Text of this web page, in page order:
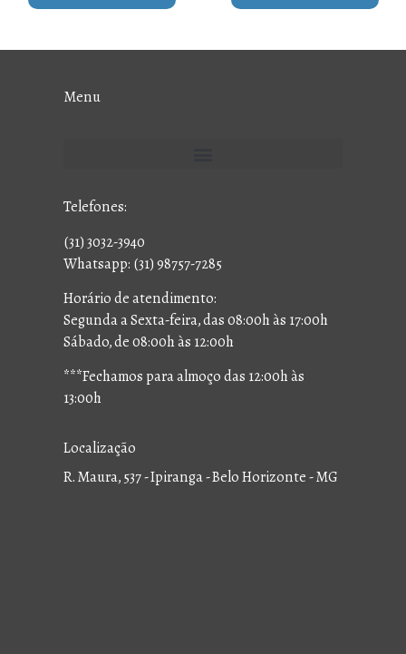
Menu
Telefones:
(31) 3032-3940
Whatsapp: (31) 98757-7285
Horário de atendimento:
Segunda a Sexta-feira, das 08:00h às 17:00h
Sábado, de 08:00h às 12:00h
***Fechamos para almoço das 12:00h às
13:00h
Localização
R. Maura, 537 - Ipiranga - Belo Horizonte - MG